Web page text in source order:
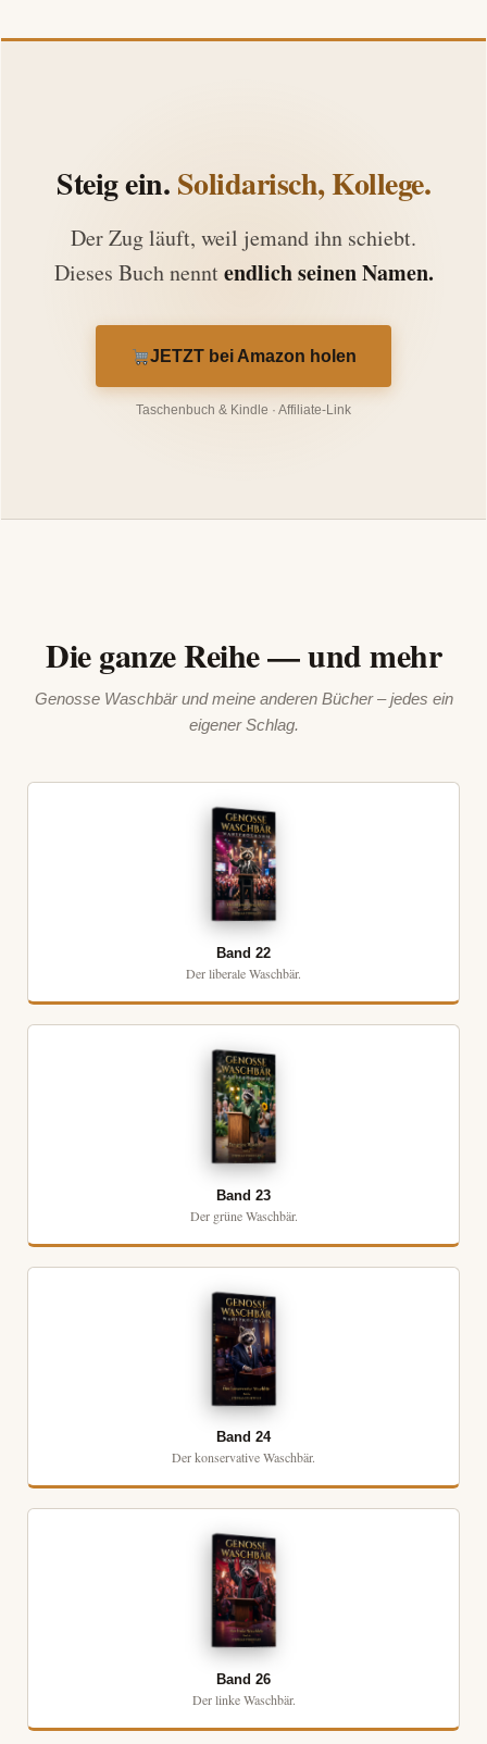
Steig ein.Solidarisch, Kollege.
Der Zug läuft, weil jemand ihn schiebt.
Dieses Buch nenntendlich seinen Namen.
JETZT bei Amazon holen
Taschenbuch & Kindle · Affiliate-Link
Die ganze Reihe — und mehr
Genosse Waschbär und meine anderen Bücher – jedes ein
eigener Schlag.
Band 22
Der liberale Waschbär.
Band 23
Der grüne Waschbär.
Band 24
Der konservative Waschbär.
Band 26
Der linke Waschbär.